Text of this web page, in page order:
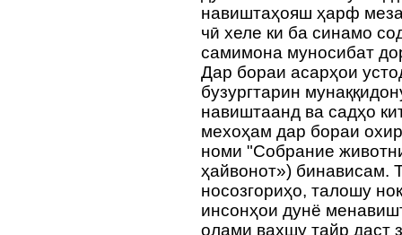
навиштаҳояш ҳарф
чӣ хеле ки ба синамо
самимона муносибат
Дар бораи асарҳои
бузургтарин
навиштаанд ва садҳо
мехоҳам дар бораи
номи "Собрание
ҳайвонот») бинависам.
носозгориҳо, талошу
инсонҳои дунё
олами ваҳшу тайр даст